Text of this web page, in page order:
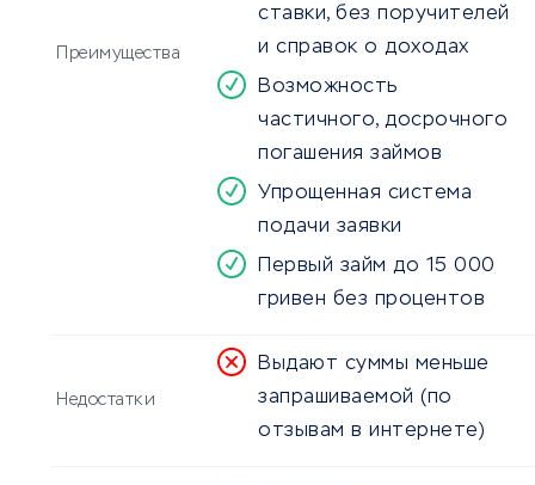
Преимущества
ставки, без поручителей
и справок о доходах
Возможность
частичного, досрочного
погашения займов
Упрощенная система
подачи заявки
Первый займ до 15 000
гривен без процентов
Недостатки
Выдают суммы меньше
запрашиваемой (по
отзывам в интернете)